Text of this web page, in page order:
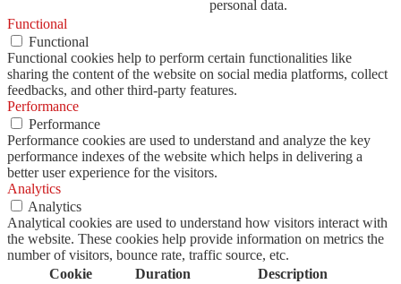
personal data.
Functional
Functional
Functional cookies help to perform certain functionalities like
sharing the content of the website on social media platforms, collect
feedbacks, and other third-party features.
Performance
Performance
Performance cookies are used to understand and analyze the key
performance indexes of the website which helps in delivering a
better user experience for the visitors.
Analytics
Analytics
Analytical cookies are used to understand how visitors interact with
the website. These cookies help provide information on metrics the
number of visitors, bounce rate, traffic source, etc.
Cookie
Duration Description